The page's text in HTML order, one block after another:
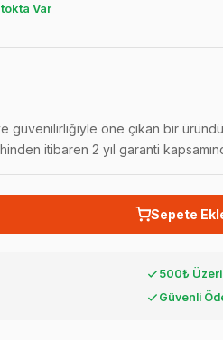
Var
güvenilirliğiyle öne çıkan bir
itibaren 2 yıl garanti
Sepete
500₺
Güvenli